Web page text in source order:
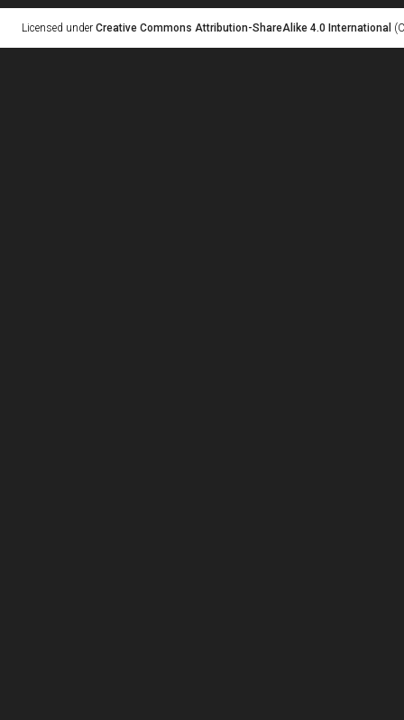
Licensed under Creative Commons Attribution-ShareAlike 4.0 International